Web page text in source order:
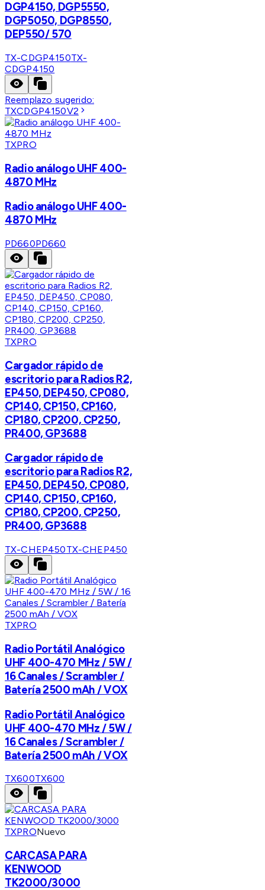
DGP4150, DGP5550,
DGP5050, DGP8550,
DEP550/ 570
TX-CDGP4150TX-
CDGP4150
Reemplazo sugerido:
TXCDGP4150V2
TXPRO
Radio análogo UHF 400-
4870 MHz
Radio análogo UHF 400-
4870 MHz
PD660PD660
TXPRO
Cargador rápido de
escritorio para Radios R2,
EP450, DEP450, CP080,
CP140, CP150, CP160,
CP180, CP200, CP250,
PR400, GP3688
Cargador rápido de
escritorio para Radios R2,
EP450, DEP450, CP080,
CP140, CP150, CP160,
CP180, CP200, CP250,
PR400, GP3688
TX-CHEP450TX-CHEP450
TXPRO
Radio Portátil Analógico
UHF 400-470 MHz / 5W /
16 Canales / Scrambler /
Batería 2500 mAh / VOX
Radio Portátil Analógico
UHF 400-470 MHz / 5W /
16 Canales / Scrambler /
Batería 2500 mAh / VOX
TX600TX600
TXPRONuevo
CARCASA PARA
KENWOOD
TK2000/3000